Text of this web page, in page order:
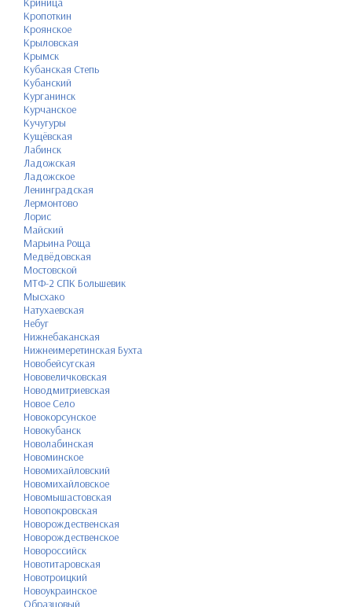
Кропоткин
Кроянское
Крыловская
Крымск
Кубанская Степь
Кубанский
Курганинск
Курчанское
Кучугуры
Кущёвская
Лабинск
Ладожская
Ладожское
Ленинградская
Лермонтово
Лорис
Майский
Марьина Роща
Медвёдовская
Мостовской
МТФ-2 СПК Большевик
Мысхако
Натухаевская
Небуг
Нижнебаканская
Нижнеимеретинская Бухта
Новобейсугская
Нововеличковская
Новодмитриевская
Новое Село
Новокорсунское
Новокубанск
Новолабинская
Новоминское
Новомихайловский
Новомихайловское
Новомышастовская
Новопокровская
Новорождественская
Новорождественское
Новороссийск
Новотитаровская
Новотроицкий
Новоукраинское
Образцовый